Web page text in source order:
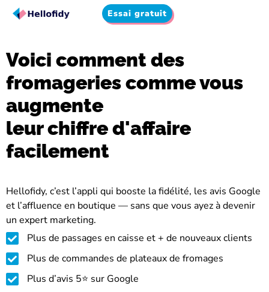
Essai gratuit
Voici comment des
fromageries comme vous
augmente
leur chiffre d'affaire
facilement
Hellofidy, c’est l’appli qui booste la fidélité, les avis Google
et l’affluence en boutique — sans que vous ayez à devenir
un expert marketing.
Plus de passages en caisse et + de nouveaux clients
Plus de commandes de plateaux de fromages
Plus d’avis 5⭐ sur Google